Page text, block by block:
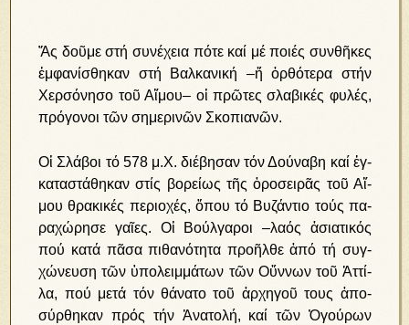
Ἄς δοῦ­με στή συ­νέ­χεια πό­τε καί μέ ποι­ές συν­θῆ­κες
ἐμ­φα­νί­σθη­καν στή Βαλ­κα­νι­κή –ἤ ὀρ­θό­τε­ρα στήν
Χερ­σό­νη­σο τοῦ Αἵ­μου– οἱ πρῶ­τες σλα­βι­κές φυ­λές,
πρό­γο­νοι τῶν ση­με­ρι­νῶν Σκο­πια­νῶν.
Οἱ Σλά­βοι τό 578 μ.Χ. δι­έ­βη­σαν τόν Δού­να­βη καί ἐγ­
κα­τα­στά­θη­καν στίς βο­ρεί­ως τῆς ὀροσειρᾶς τοῦ Αἵ­
μου θρα­κι­κές πε­ρι­ο­χές, ὅ­που τό Βυ­ζάν­τιο τούς πα­
ρα­χώ­ρη­σε γαῖ­ες. Οἱ Βούλ­γα­ροι –λα­ός ἀ­σι­α­τι­κός
πού κα­τά πᾶ­σα πι­θα­νό­τη­τα προ­ῆλ­θε ἀ­πό τή συγ­
χώ­νευ­ση τῶν ὑ­πο­λειμ­μά­των τῶν Οὕν­νων τοῦ Ἀτ­τί­
λα, πού με­τά τόν θά­να­το τοῦ ἀρ­χη­γοῦ τους ἀ­πο­
σύρ­θη­καν πρός τήν Ἀ­να­το­λή, καί τῶν Ὀ­γού­ρων